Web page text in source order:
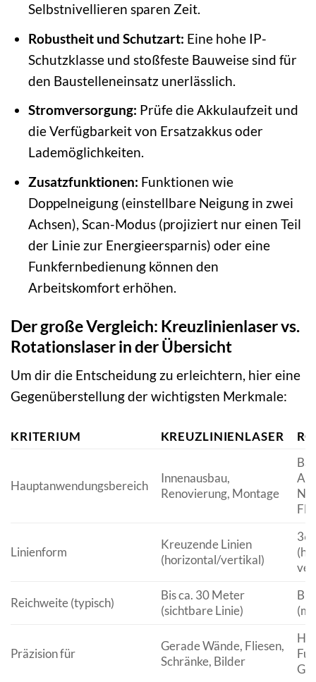
Selbstnivellieren sparen Zeit.
Robustheit und Schutzart: Eine hohe IP-
Schutzklasse und stoßfeste Bauweise sind für
den Baustelleneinsatz unerlässlich.
Stromversorgung: Prüfe die Akkulaufzeit und
die Verfügbarkeit von Ersatzakkus oder
Lademöglichkeiten.
Zusatzfunktionen: Funktionen wie
Doppelneigung (einstellbare Neigung in zwei
Achsen), Scan-Modus (projiziert nur einen Teil
der Linie zur Energieersparnis) oder eine
Funkfernbedienung können den
Arbeitskomfort erhöhen.
Der große Vergleich: Kreuzlinienlaser vs.
Rotationslaser in der Übersicht
Um dir die Entscheidung zu erleichtern, hier eine
Gegenüberstellung der wichtigsten Merkmale:
KRITERIUM KREUZLINIENLASER
Hauptanwendungsbereich
Innenausbau,
Renovierung, Montage
Linienform
Kreuzende Linien
(horizontal/vertikal)
Reichweite (typisch)
Bis ca. 30 Meter
(sichtbare Linie)
Präzision für
Gerade Wände, Fliesen,
Schränke, Bilder